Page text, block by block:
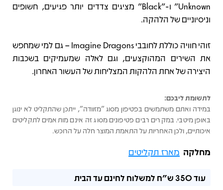
Unknown" ו-"Black" מציגים צדדים יותר פגיעים, חשופים
וניסיוניים של הלהקה.
זוהי חוויה כוללת לחובבי Imagine Dragons – גם למי שמחפש
את השירים המהוקצעים, וגם לאלה שמעמיקים בשכבות
היצירה של אחת הלהקות המצליחות של העשור האחרון.
לתשומת ליבכם:
במידה ואתם משתמשים בפטיפון מסוג "מזוודה", ייתכן שהתקליט לא ינוגן
באופן מיטבי. במקרים רבים פטיפונים מסוג זה אינם מותאמים לתקליטים
איכותיים, ולכן האחריות על התאמת המוצר חלה על הרוכש.
מחלקה מארז תקליטים
עוד350 ש"ח למשלוח לחינם עד הבית